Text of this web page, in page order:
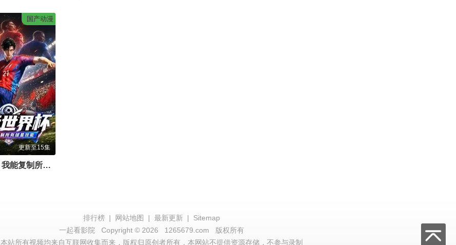
国产动漫
更新至15集
运世界杯，我能复制所有球星技能
排行榜 | 网站地图 | 最新更新 |
Sitemap
一起看影院
Copyright © 2026 1265679.com
版权所有
本站所有视频均来自互联网收集而来，版权归原创者所有，本网站不提供资源存储，不参与录制